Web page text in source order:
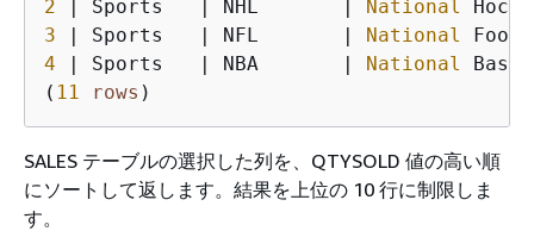
2
| Sports | NHL |
National
3
| Sports | NFL |
National
4
| Sports | NBA | National
( 11 rows )
SALES テーブルの選択した列を、QTYSOLD 値の高い順
にソートして返します。結果を上位の 10 行に制限しま
す。